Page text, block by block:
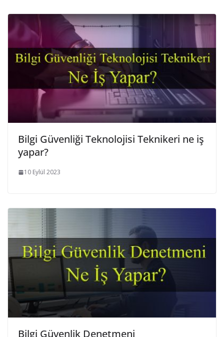
Bilgi Güvenliği Teknolojisi Teknikeri ne iş
yapar?
10 Eylül 2023
Bilgi Güvenlik Denetmeni